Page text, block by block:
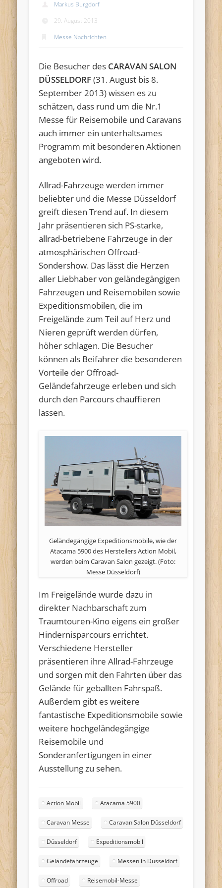
Markus Burgdorf
29. August 2013
Messe Nachrichten
Die Besucher des CARAVAN SALON
DÜSSELDORF(31. August bis 8.
September 2013) wissen es zu
schätzen, dass rund um die Nr.1
Messe für Reisemobile und Caravans
auch immer ein unterhaltsames
Programm mit besonderen Aktionen
angeboten wird.
Allrad-Fahrzeuge werden immer
beliebter und die Messe Düsseldorf
greift diesen Trend auf. In diesem
Jahr präsentieren sich PS-starke,
allrad-betriebene Fahrzeuge in der
atmosphärischen Offroad-
Sondershow. Das lässt die Herzen
aller Liebhaber von geländegängigen
Fahrzeugen und Reisemobilen sowie
Expeditionsmobilen, die im
Freigelände zum Teil auf Herz und
Nieren geprüft werden dürfen,
höher schlagen. Die Besucher
können als Beifahrer die besonderen
Vorteile der Offroad-
Geländefahrzeuge erleben und sich
durch den Parcours chauffieren
lassen.
Geländegängige Expeditionsmobile, wie der
Atacama 5900 des Herstellers Action Mobil,
werden beim Caravan Salon gezeigt. (Foto:
Messe Düsseldorf)
Im Freigelände wurde dazu in
direkter Nachbarschaft zum
Traumtouren-Kino eigens ein großer
Hindernisparcours errichtet.
Verschiedene Hersteller
präsentieren ihre Allrad-Fahrzeuge
und sorgen mit den Fahrten über das
Gelände für geballten Fahrspaß.
Außerdem gibt es weitere
fantastische Expeditionsmobile sowie
weitere hochgeländegängige
Reisemobile und
Sonderanfertigungen in einer
Ausstellung zu sehen.
Action Mobil Atacama 5900
Caravan Messe Caravan Salon Düsseldorf
Düsseldorf Expeditionsmobil
Geländefahrzeuge Messen in Düsseldorf
Offroad Reisemobil-Messe